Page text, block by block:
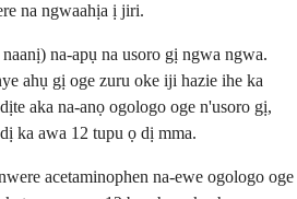
na ngwaahịa ị jiri.
na-apụ na usoro gị ngwa ngwa.
ahụ gị oge zuru oke iji hazie ihe ka
aka na-anọ ogologo oge n'usoro gị,
ka awa 12 tupu ọ dị mma.
acetaminophen na-ewe ogologo oge